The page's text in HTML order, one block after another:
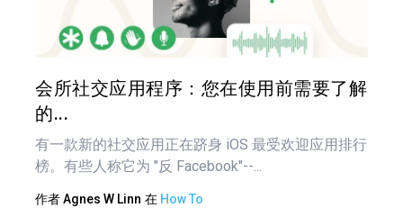
会所社交应用程序：您在使用前需要了解
的...
有一款新的社交应用正在跻身 iOS 最受欢迎应用排行
榜。有些人称它为 "反 Facebook"--...
作者Agnes W Linn 在 How To